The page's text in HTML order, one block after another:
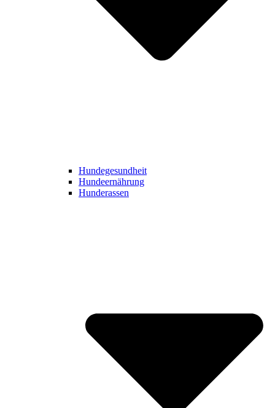
Hundegesundheit
Hundeernährung
Hunderassen